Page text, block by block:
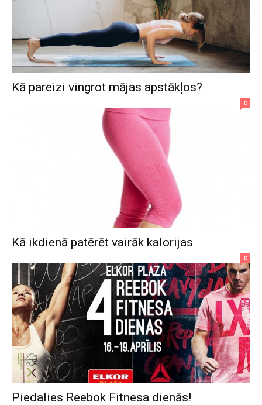
Kā pareizi vingrot mājas apstākļos?
0
Kā ikdienā patērēt vairāk kalorijas
0
Piedalies Reebok Fitnesa dienās!